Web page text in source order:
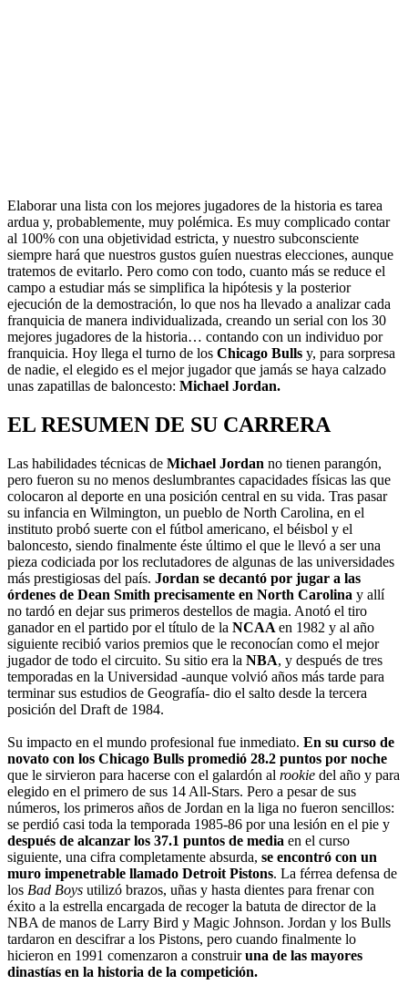
Elaborar una lista con los mejores jugadores de la historia es tarea
ardua y, probablemente, muy polémica. Es muy complicado contar
al 100% con una objetividad estricta, y nuestro subconsciente
siempre hará que nuestros gustos guíen nuestras elecciones, aunque
tratemos de evitarlo. Pero como con todo, cuanto más se reduce el
campo a estudiar más se simplifica la hipótesis y la posterior
ejecución de la demostración, lo que nos ha llevado a analizar cada
franquicia de manera individualizada, creando un serial con los 30
mejores jugadores de la historia… contando con un individuo por
franquicia. Hoy llega el turno de los Chicago Bulls y, para sorpresa
de nadie, el elegido es el mejor jugador que jamás se haya calzado
unas zapatillas de baloncesto: Michael Jordan.
EL RESUMEN DE SU CARRERA
Las habilidades técnicas de Michael Jordan no tienen parangón,
pero fueron su no menos deslumbrantes capacidades físicas las que
colocaron al deporte en una posición central en su vida. Tras pasar
su infancia en Wilmington, un pueblo de North Carolina, en el
instituto probó suerte con el fútbol americano, el béisbol y el
baloncesto, siendo finalmente éste último el que le llevó a ser una
pieza codiciada por los reclutadores de algunas de las universidades
más prestigiosas del país. Jordan se decantó por jugar a las
órdenes de Dean Smith precisamente en North Carolina y allí
no tardó en dejar sus primeros destellos de magia. Anotó el tiro
ganador en el partido por el título de la NCAA en 1982 y al año
siguiente recibió varios premios que le reconocían como el mejor
jugador de todo el circuito. Su sitio era la NBA, y después de tres
temporadas en la Universidad -aunque volvió años más tarde para
terminar sus estudios de Geografía- dio el salto desde la tercera
posición del Draft de 1984.
Su impacto en el mundo profesional fue inmediato. En su curso de
novato con los Chicago Bulls promedió 28.2 puntos por noche
que le sirvieron para hacerse con el galardón al rookie del año y para
elegido en el primero de sus 14 All-Stars. Pero a pesar de sus
números, los primeros años de Jordan en la liga no fueron sencillos:
se perdió casi toda la temporada 1985-86 por una lesión en el pie y
después de alcanzar los 37.1 puntos de media en el curso
siguiente, una cifra completamente absurda, se encontró con un
muro impenetrable llamado Detroit Pistons. La férrea defensa de
los Bad Boys utilizó brazos, uñas y hasta dientes para frenar con
éxito a la estrella encargada de recoger la batuta de director de la
NBA de manos de Larry Bird y Magic Johnson. Jordan y los Bulls
tardaron en descifrar a los Pistons, pero cuando finalmente lo
hicieron en 1991 comenzaron a construiruna de las mayores
dinastías en la historia de la competición.